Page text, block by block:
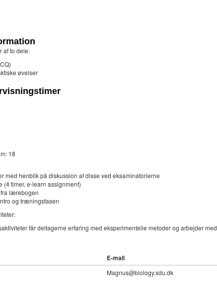
af to dele:
øvelser
18
med henblik på diskussion af disse ved eksaminatorierne
(4 timer, e-learn assignment)
lærebogen
og træningsfasen
får deltagerne erfaring med eksperimentelle metoder og arbejder
E-mail
Magnus@biology.sdu.dk